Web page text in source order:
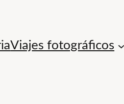
Viajes fotográficos